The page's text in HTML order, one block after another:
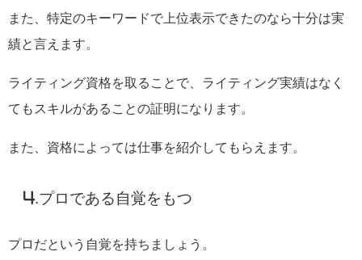
また、特定のキーワードで上位表示できたのなら十分は実
績と言えます。
ライティング資格を取ることで、ライティング実績はなく
てもスキルがあることの証明になります。
また、資格によっては仕事を紹介してもらえます。
4.プロである自覚をもつ
プロだという自覚を持ちましょう。